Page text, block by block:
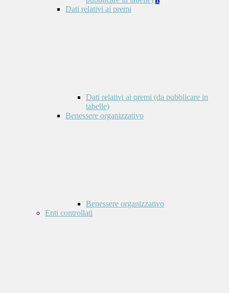
Dati relativi ai premi
Dati relativi ai premi (da pubblicare in
tabelle)
Benessere organizzativo
Benessere organizzativo
Enti controllati